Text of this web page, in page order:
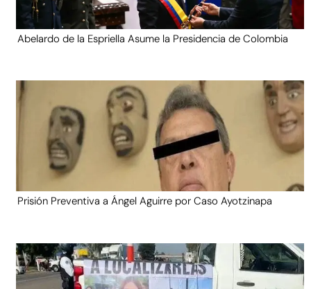
Abelardo de la Espriella Asume la Presidencia de Colombia
Prisión Preventiva a Ángel Aguirre por Caso Ayotzinapa